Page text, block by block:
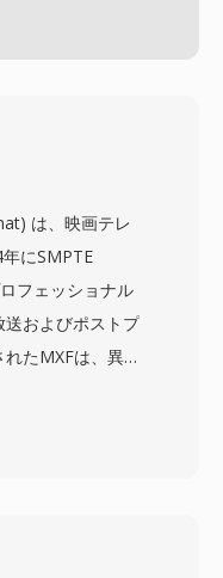
は、映画テレ
にSMPTE
フェッショナル
およびポストプ
れたMXFは、異
ーム間で映像、